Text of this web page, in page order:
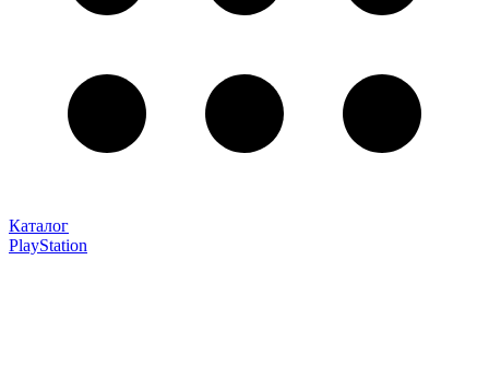
Каталог
PlayStation